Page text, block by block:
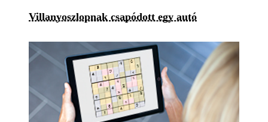
Villanyoszlopnak csapódott egy autó